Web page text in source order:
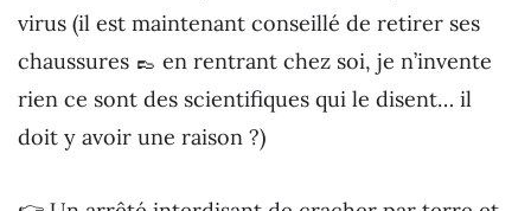
virus (il est maintenant conseillé de retirer ses
chaussures 👞 en rentrant chez soi, je n’invente
rien ce sont des scientifiques qui le disent… il
doit y avoir une raison ?)